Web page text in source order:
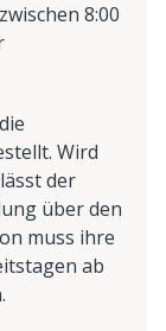
8:00
Wird
der
über den
muss ihre
ab